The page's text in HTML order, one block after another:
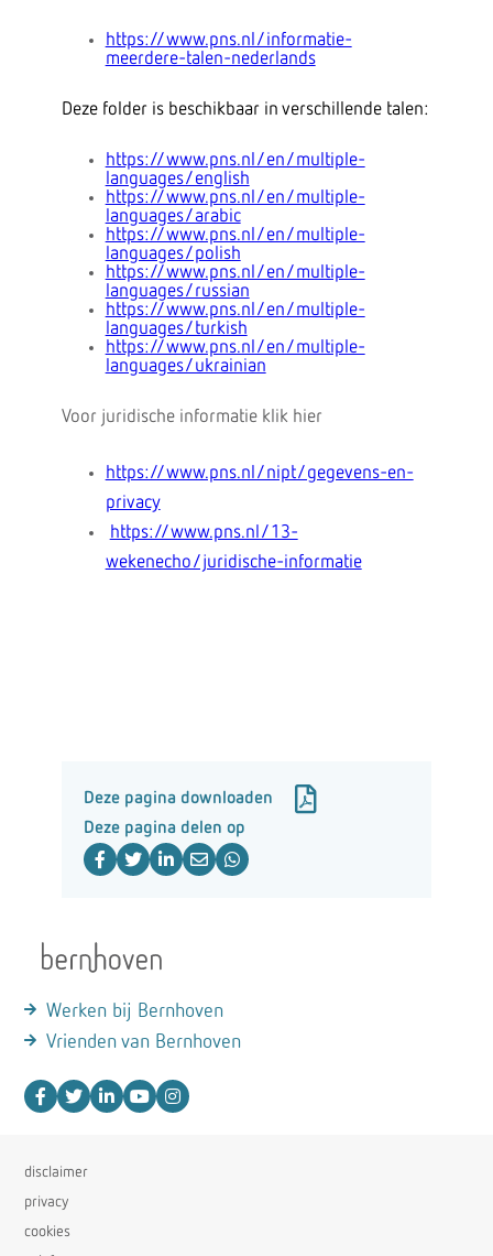
https://www.pns.nl/informatie-
meerdere-talen-nederlands
Deze folder is beschikbaar in verschillende talen:
https://www.pns.nl/en/multiple-
languages/english
https://www.pns.nl/en/multiple-
languages/arabic
https://www.pns.nl/en/multiple-
languages/polish
https://www.pns.nl/en/multiple-
languages/russian
https://www.pns.nl/en/multiple-
languages/turkish
https://www.pns.nl/en/multiple-
languages/ukrainian
Voor juridische informatie klik hier
https://www.pns.nl/nipt/gegevens-en-
privacy
https://www.pns.nl/13-
wekenecho/juridische-informatie
Deze pagina downloaden
Deze pagina delen op
Werken bij Bernhoven
Vrienden van Bernhoven
disclaimer
privacy
cookies